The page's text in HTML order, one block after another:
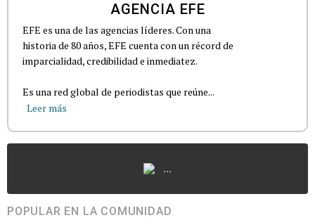
AGENCIA EFE
EFE es una de las agencias líderes. Con una
historia de 80 años, EFE cuenta con un récord de
imparcialidad, credibilidad e inmediatez.
Es una red global de periodistas que reúne...
Leer más
...
POPULAR EN LA COMUNIDAD